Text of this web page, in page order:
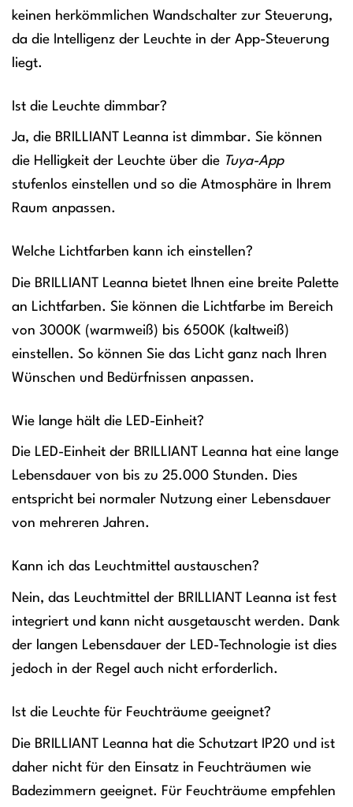
keinen herkömmlichen Wandschalter zur Steuerung,
da die Intelligenz der Leuchte in der App-Steuerung
liegt.
Ist die Leuchte dimmbar?
Ja, die BRILLIANT Leanna ist dimmbar. Sie können
die Helligkeit der Leuchte über die Tuya-App
stufenlos einstellen und so die Atmosphäre in Ihrem
Raum anpassen.
Welche Lichtfarben kann ich einstellen?
Die BRILLIANT Leanna bietet Ihnen eine breite Palette
an Lichtfarben. Sie können die Lichtfarbe im Bereich
von 3000K (warmweiß) bis 6500K (kaltweiß)
einstellen. So können Sie das Licht ganz nach Ihren
Wünschen und Bedürfnissen anpassen.
Wie lange hält die LED-Einheit?
Die LED-Einheit der BRILLIANT Leanna hat eine lange
Lebensdauer von bis zu 25.000 Stunden. Dies
entspricht bei normaler Nutzung einer Lebensdauer
von mehreren Jahren.
Kann ich das Leuchtmittel austauschen?
Nein, das Leuchtmittel der BRILLIANT Leanna ist fest
integriert und kann nicht ausgetauscht werden. Dank
der langen Lebensdauer der LED-Technologie ist dies
jedoch in der Regel auch nicht erforderlich.
Ist die Leuchte für Feuchträume geeignet?
Die BRILLIANT Leanna hat die Schutzart IP20 und ist
daher nicht für den Einsatz in Feuchträumen wie
Badezimmern geeignet. Für Feuchträume empfehlen